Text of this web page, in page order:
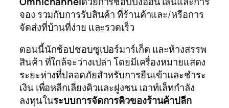
จอง รวมกับการรับสินค้า ที่ร้านค้าและ/หรือการ
จัดส่งที่บ้านที่ง่าย และรวดเร็ว
ตอนนี้นักช้อปชอบซูเปอร์มาร์เก็ต และห้างสรรพ
สินค้า ที่ใกล้จะว่างเปล่า โดยมีเครื่องหมายแสดง
ระยะห่างที่ปลอดภัยสำหรับการยืนเข้าและชำระ
เงิน เพื่อหลีกเลี่ยงคิวและฝูงชน เอาท์เล็ทกำลัง
ลงทุนในระบบการจัดการคิวของร้านค้าปลีก